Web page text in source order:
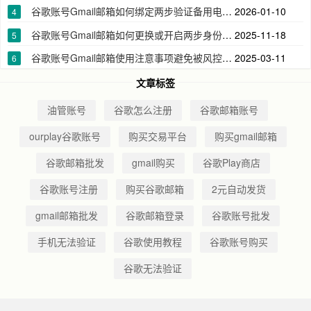
4 谷歌账号Gmail邮箱如何绑定两步验证备用电话号码 2026-01-10
5 谷歌账号Gmail邮箱如何更换或开启两步身份验证器app下载密钥2FA 2025-11-18
6 谷歌账号Gmail邮箱使用注意事项避免被风控无法登录 2025-03-11
文章标签
油管账号
谷歌怎么注册
谷歌邮箱账号
ourplay谷歌账号
购买交易平台
购买gmail邮箱
谷歌邮箱批发
gmail购买
谷歌Play商店
谷歌账号注册
购买谷歌邮箱
2元自动发货
gmail邮箱批发
谷歌邮箱登录
谷歌账号批发
手机无法验证
谷歌使用教程
谷歌账号购买
谷歌无法验证